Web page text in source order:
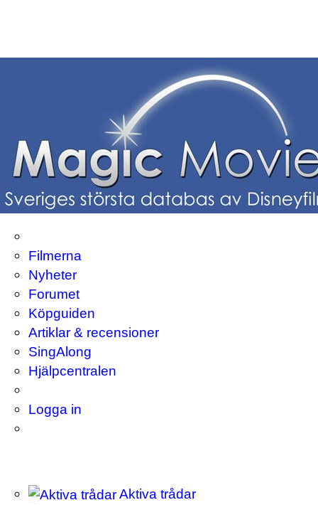
Filmerna
Nyheter
Forumet
Köpguiden
Artiklar & recensioner
SingAlong
Hjälpcentralen
Logga in
Aktiva trådar